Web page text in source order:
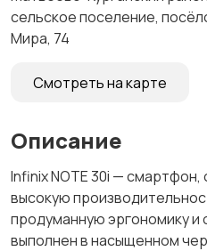
сельское поселение,
Мира, 74
Смотреть на карте
Описание
Infinix NOTE 30i —
высокую
продуманную эргономику и
выполнен в насыщенном